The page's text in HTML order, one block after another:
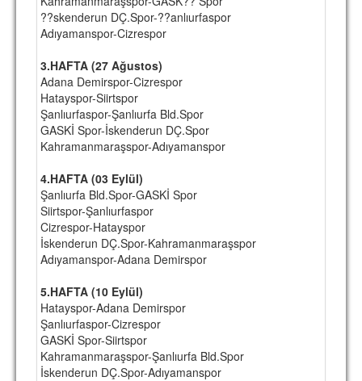
ESKi BAŞKANLAR
HAKKIMIZDA
MİSYON
HAKKIMIZDA
İRTİBAT
SİTE İSTATİSTİKLERİ
REKLAM YAYINI
??skenderun DÇ.Spor-??anlıurfaspor
Adıyamanspor-Cizrespor
3.HAFTA (27 Ağustos)
Adana Demirspor-Cizrespor
Hatayspor-Siirtspor
Şanlıurfaspor-Şanlıurfa Bld.Spor
GASKİ Spor-İskenderun DÇ.Spor
Kahramanmaraşspor-Adıyamanspor
4.HAFTA (03 Eylül)
Şanlıurfa Bld.Spor-GASKİ Spor
Siirtspor-Şanlıurfaspor
Cizrespor-Hatayspor
İskenderun DÇ.Spor-Kahramanmaraşspor
Adıyamanspor-Adana Demirspor
5.HAFTA (10 Eylül)
Hatayspor-Adana Demirspor
Şanlıurfaspor-Cizrespor
GASKİ Spor-Siirtspor
Kahramanmaraşspor-Şanlıurfa Bld.Spor
İskenderun DÇ.Spor-Adıyamanspor